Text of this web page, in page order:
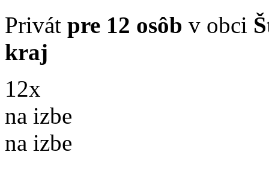
Privát pre 12 osôb v obci
kraj
12x
na izbe
na izbe